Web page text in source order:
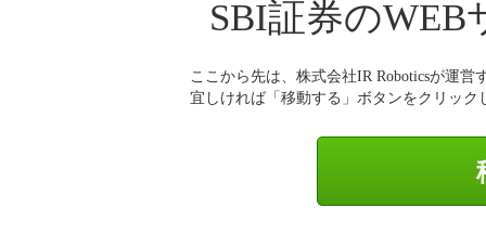
SBI証券の
ここから先は、株式会社IR Roboticsが運営
宜しければ「移動する」ボタンをクリック